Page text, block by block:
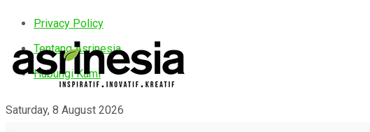
Privacy Policy
Tentang Asrinesia
Hubungi Kami
Saturday, 8 August 2026